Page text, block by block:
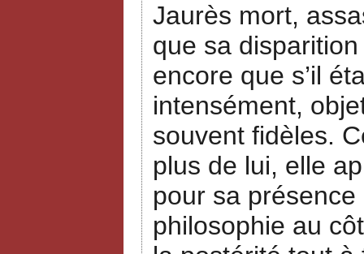
Jaurès mort,
que sa
encore que s’il
intensément,
souvent fidèles.
plus de lui, elle
pour sa présence
philosophie au